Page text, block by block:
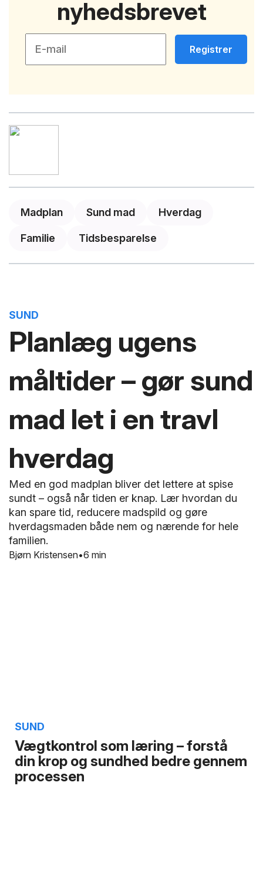
Madplan Sund mad Hverdag
Familie Tidsbesparelse
nyhedsbrevet
Registrer
Planlæg ugens
måltider – gør sund
mad let i en travl
hverdag
SUND
6 min
Med en god madplan bliver det lettere at spise
sundt – også når tiden er knap. Lær hvordan du
kan spare tid, reducere madspild og gøre
hverdagsmaden både nem og nærende for hele
familien.
Bjørn Kristensen
Vægtkontrol som læring – forstå
din krop og sundhed bedre gennem
processen
SUND